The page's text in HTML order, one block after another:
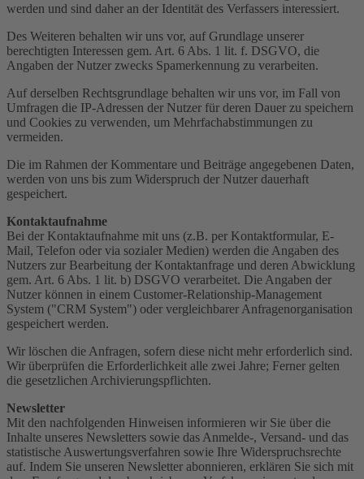
werden und sind daher an der Identität des Verfassers interessiert.
Des Weiteren behalten wir uns vor, auf Grundlage unserer
berechtigten Interessen gem. Art. 6 Abs. 1 lit. f. DSGVO, die
Angaben der Nutzer zwecks Spamerkennung zu verarbeiten.
Auf derselben Rechtsgrundlage behalten wir uns vor, im Fall von
Umfragen die IP-Adressen der Nutzer für deren Dauer zu speichern
und Cookies zu verwenden, um Mehrfachabstimmungen zu
vermeiden.
Die im Rahmen der Kommentare und Beiträge angegebenen Daten,
werden von uns bis zum Widerspruch der Nutzer dauerhaft
gespeichert.
Kontaktaufnahme
Bei der Kontaktaufnahme mit uns (z.B. per Kontaktformular, E-
Mail, Telefon oder via sozialer Medien) werden die Angaben des
Nutzers zur Bearbeitung der Kontaktanfrage und deren Abwicklung
gem. Art. 6 Abs. 1 lit. b) DSGVO verarbeitet. Die Angaben der
Nutzer können in einem Customer-Relationship-Management
System ("CRM System") oder vergleichbarer Anfragenorganisation
gespeichert werden.
Wir löschen die Anfragen, sofern diese nicht mehr erforderlich sind.
Wir überprüfen die Erforderlichkeit alle zwei Jahre; Ferner gelten
die gesetzlichen Archivierungspflichten.
Newsletter
Mit den nachfolgenden Hinweisen informieren wir Sie über die
Inhalte unseres Newsletters sowie das Anmelde-, Versand- und das
statistische Auswertungsverfahren sowie Ihre Widerspruchsrechte
auf. Indem Sie unseren Newsletter abonnieren, erklären Sie sich mit